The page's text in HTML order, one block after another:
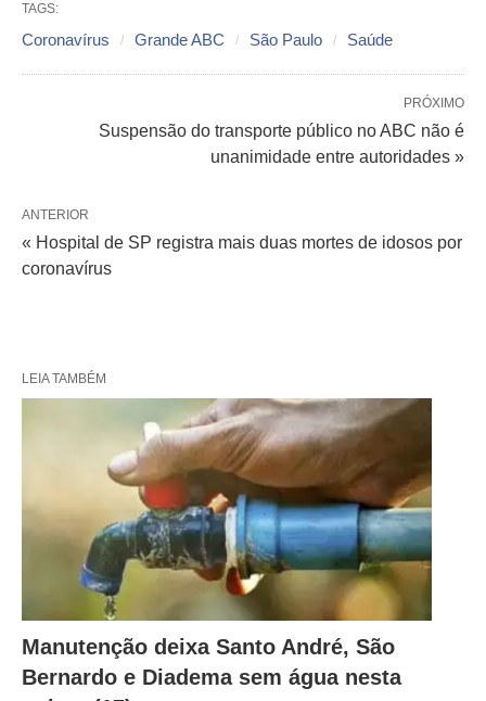
TAGS:
Coronavírus Grande ABC São Paulo Saúde
PRÓXIMO
Suspensão do transporte público no ABC não é
unanimidade entre autoridades »
ANTERIOR
« Hospital de SP registra mais duas mortes de idosos por
coronavírus
LEIA TAMBÉM
Manutenção deixa Santo André, São
Bernardo e Diadema sem água nesta